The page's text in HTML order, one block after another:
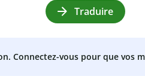
Traduire
Connectez-vous pour que vos